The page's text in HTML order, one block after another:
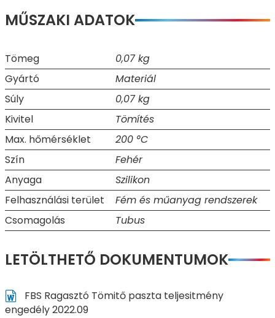
MŰSZAKI ADATOK
Tömeg
0,07 kg
Gyártó
Materiál
Súly
0,07 kg
Kivitel
Tömítés
Max. hőmérséklet
200 °C
Szín
Fehér
Anyaga
Szilikon
Felhasználási terület
Fém és műanyag rendszerek
Csomagolás
Tubus
LETÖLTHETŐ DOKUMENTUMOK
FBS Ragasztó Tömitő paszta teljesitmény
engedély 2022.09